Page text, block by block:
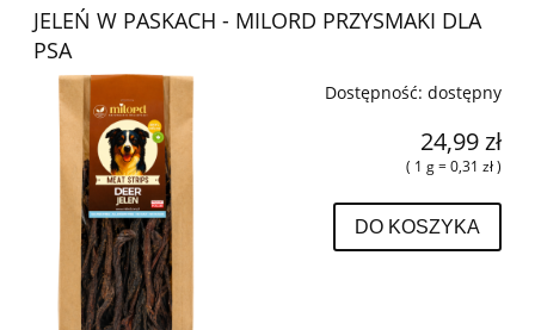
JELEŃ W PASKACH - MILORD PRZYSMAKI DLA
PSA
Dostępność: dostępny
24,99 zł
( 1 g = 0,31 zł )
DO KOSZYKA